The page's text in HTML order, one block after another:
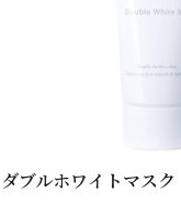
ダブルホワイトマスク